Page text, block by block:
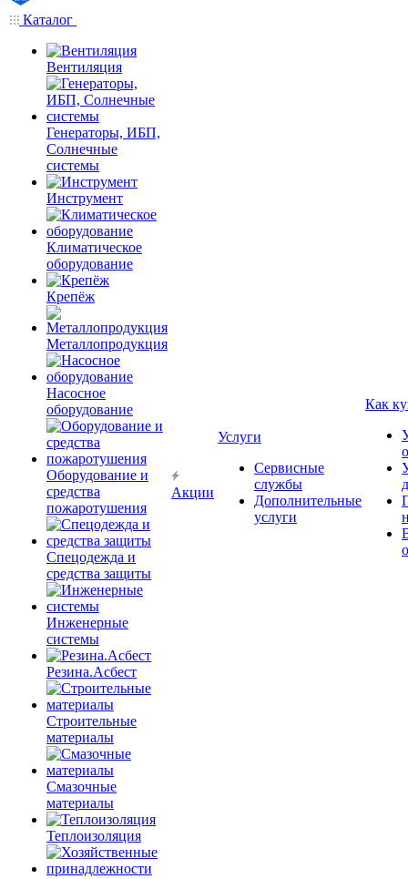
Каталог
Вентиляция
Генераторы, ИБП,
Солнечные
системы
Инструмент
Климатическое
оборудование
Крепёж
Металлопродукция
Насосное
оборудование
Оборудование и
средства
пожаротушения
Спецодежда и
средства защиты
Инженерные
системы
Резина.Асбест
Строительные
материалы
Смазочные
материалы
Теплоизоляция
Акции
Услуги
Сервисные
службы
Дополнительные
услуги
Как